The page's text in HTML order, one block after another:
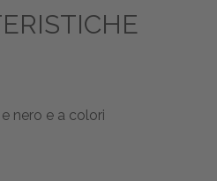
nero e a colori